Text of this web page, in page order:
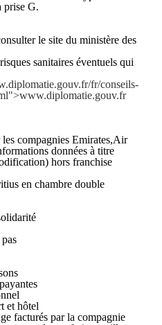
prise G.
le site du ministère des
sanitaires éventuels qui
fr/conseils-
compagnies Emirates,Air
données à titre
hors franchise
en chambre double
et hôtel
facturés par la compagnie